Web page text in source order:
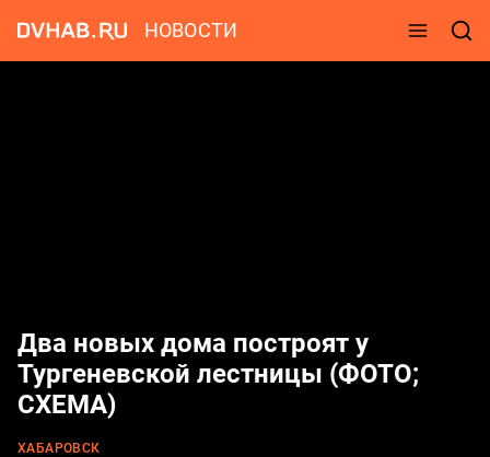
НОВОСТИ
Два новых дома построят у
Тургеневской лестницы (ФОТО;
СХЕМА)
ХАБАРОВСК